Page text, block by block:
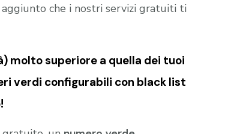
che i nostri servizi gratuiti ti
molto superiore a quella dei tuoi
verdi configurabili con black list